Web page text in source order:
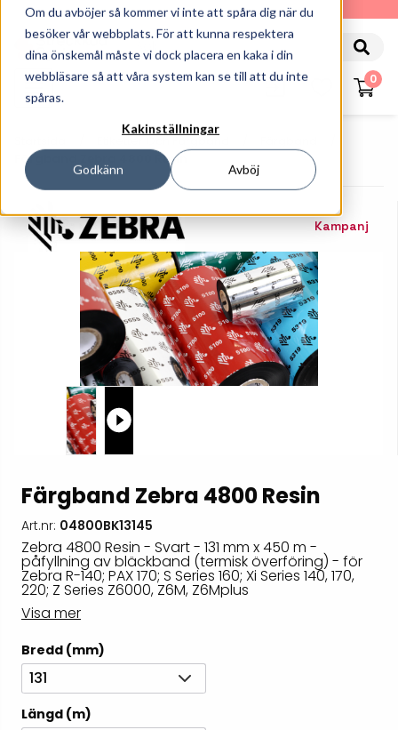
Om du avböjer så kommer vi inte att spåra dig när du
besöker vår webbplats. För att kunna respektera
dina önskemål måste vi dock placera en kaka i din
webbläsare så att våra system kan se till att du inte
spåras.
Kakinställningar
Godkänn Avböj
010-162 61 90
0
Etiketter Och Färgband
Färgband Zebra 4800 Resin
Kampanj
Färgband Zebra 4800 Resin
Art.nr: 04800BK13145
Zebra 4800 Resin - Svart - 131 mm x 450 m -
påfyllning av bläckband (termisk överföring) - för
Zebra R-140; PAX 170; S Series 160; Xi Series 140, 170,
220; Z Series Z6000, Z6M, Z6Mplus
Visa mer
Bredd (mm)
131
Längd (m)